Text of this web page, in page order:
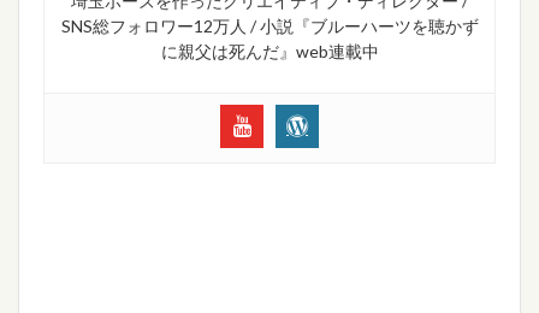
SNS総フォロワー12万人 / 小説『ブルーハーツを聴かず
に親父は死んだ』web連載中